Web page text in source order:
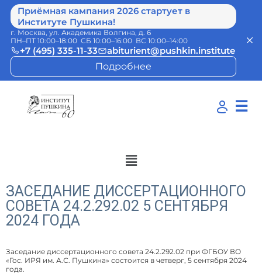
Приёмная кампания 2026 стартует в
Институте Пушкина!
г. Москва, ул. Академика Волгина, д. 6
ПН–ПТ 10:00–18:00 СБ 10:00–16:00 ВС 10:00–14:00
+7 (495) 335-11-33
abiturient@pushkin.institute
Подробнее
☰
ЗАСЕДАНИЕ ДИССЕРТАЦИОННОГО
СОВЕТА 24.2.292.02 5 СЕНТЯБРЯ
2024 ГОДА
Заседание диссертационного совета 24.2.292.02 при ФГБОУ ВО
«Гос. ИРЯ им. А.С. Пушкина» состоится в четверг, 5 сентября 2024
года.